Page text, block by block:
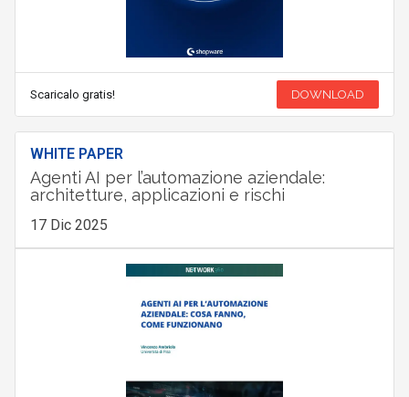
Scaricalo gratis! DOWNLOAD
WHITE PAPER
Agenti AI per l’automazione aziendale:
architetture, applicazioni e rischi
17 Dic 2025